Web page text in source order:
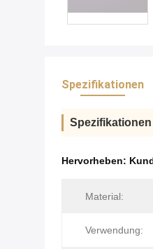
Spezifikationen
Spezifikationen
Hervorheben:
Material:
Verwendung: